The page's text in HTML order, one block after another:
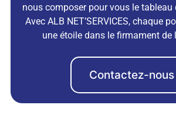
nous composer pour vous le tableau
Avec ALB NET’SERVICES, chaque
une étoile dans le firmament de
Contactez-nous